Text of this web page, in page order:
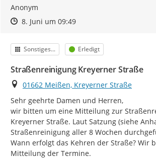
Anonym
Zeitpunkt des Erstellens
Zeitpunkt des Erstellens
8. Juni um 09:49Zur Äußerung
Kategorie
Sonstiges... Status
Erledigt
Straßenreinigung Kreyerner Straße
Ort
01662 Meißen, Kreyerner Straße
Sehr geehrte Damen und Herren,
wir bitten um eine Mitteilung zur
Kreyerner Straße. Laut Satzung (siehe
Straßenreinigung aller 8 Wochen
Wann erfolgt das Kehren der Straße? Wir
Mitteilung der Termine.